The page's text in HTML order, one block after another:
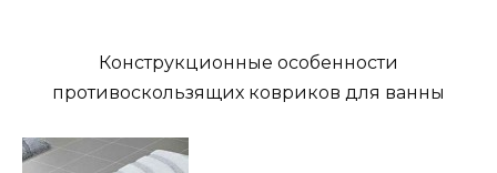
Конструкционные особенности
противоскользящих ковриков для ванны